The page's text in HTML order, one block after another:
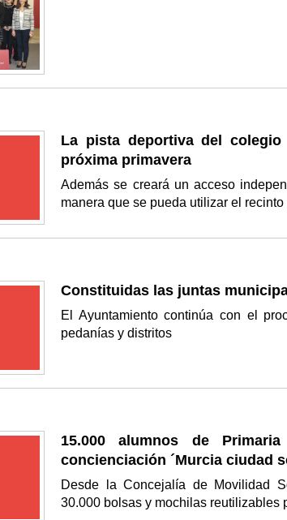
La pista deportiva del
próxima primavera
Además se creará un acceso
manera que se pueda utilizar el
Constituidas las juntas
El Ayuntamiento continúa con el
pedanías y distritos
15.000 alumnos de
concienciación ´Murcia ciudad
Desde la Concejalía de Movilidad
30.000 bolsas y mochilas reutilizables